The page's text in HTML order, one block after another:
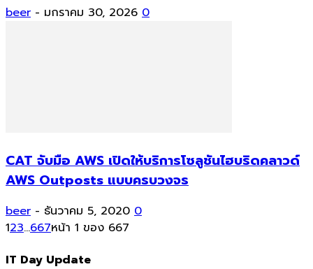
beer - มกราคม 30, 2026 0
CAT จับมือ AWS เปิดให้บริการโซลูชันไฮบริดคลาวด์
AWS Outposts แบบครบวงจร
beer - ธันวาคม 5, 2020 0
123...667หน้า 1 ของ 667
IT Day Update